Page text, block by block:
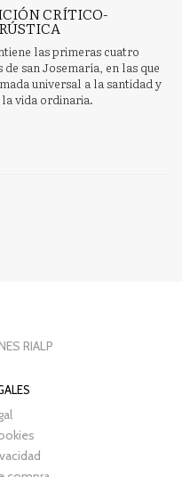
CRÍTICO-
las primeras cuatro
de san Josemaría, en las que
universal a la santidad y
vida ordinaria.
RIALP